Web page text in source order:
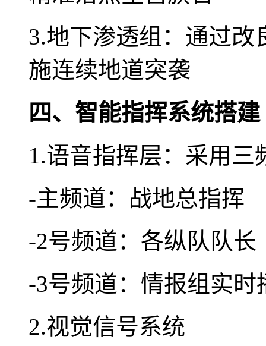
3.地下渗透组：通过改
施连续地道突袭
四、智能指挥系统搭建
1.语音指挥层：采用三
-主频道：战地总指挥
-2号频道：各纵队队长
-3号频道：情报组实时
2.视觉信号系统